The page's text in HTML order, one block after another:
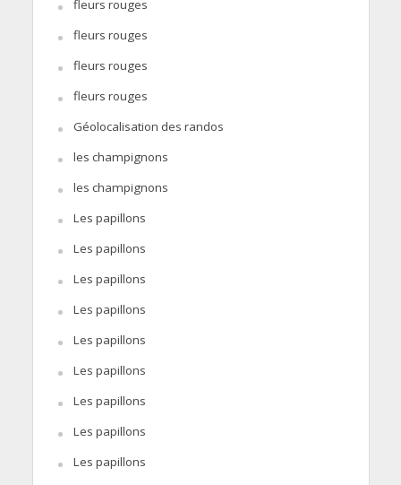
fleurs rouges
fleurs rouges
fleurs rouges
fleurs rouges
Géolocalisation des randos
les champignons
les champignons
Les papillons
Les papillons
Les papillons
Les papillons
Les papillons
Les papillons
Les papillons
Les papillons
Les papillons